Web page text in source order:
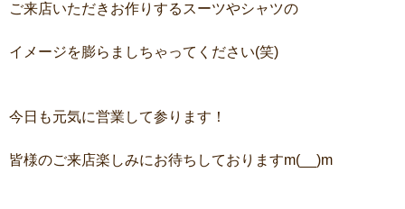
ご来店いただきお作りするスーツやシャツの
イメージを膨らましちゃってください(笑)
今日も元気に営業して参ります！
皆様のご来店楽しみにお待ちしておりますm(__)m